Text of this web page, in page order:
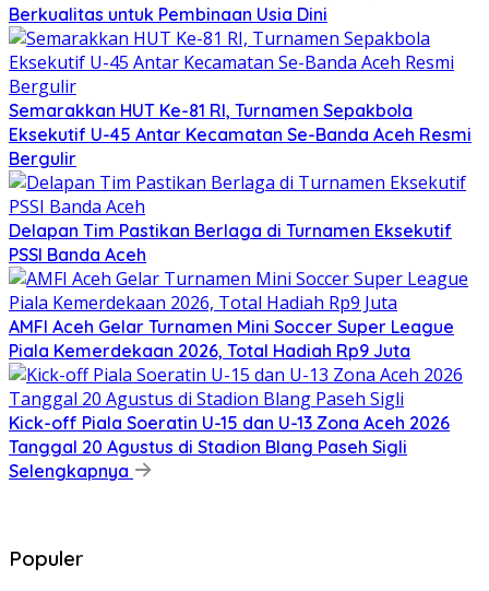
Berkualitas untuk Pembinaan Usia Dini
Semarakkan HUT Ke-81 RI, Turnamen Sepakbola
Eksekutif U-45 Antar Kecamatan Se-Banda Aceh Resmi
Bergulir
Delapan Tim Pastikan Berlaga di Turnamen Eksekutif
PSSI Banda Aceh
AMFI Aceh Gelar Turnamen Mini Soccer Super League
Piala Kemerdekaan 2026, Total Hadiah Rp9 Juta
Kick-off Piala Soeratin U-15 dan U-13 Zona Aceh 2026
Tanggal 20 Agustus di Stadion Blang Paseh Sigli
Selengkapnya
Populer